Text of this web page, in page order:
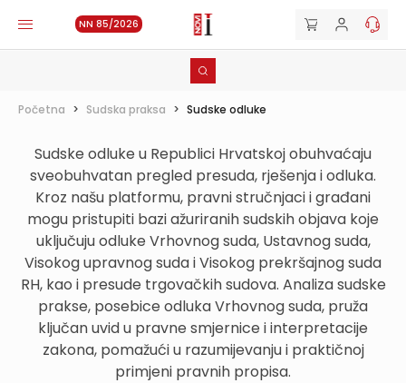
NN 85/2026
Početna > Sudska praksa > Sudske odluke
Sudske odluke u Republici Hrvatskoj obuhvaćaju
sveobuhvatan pregled presuda, rješenja i odluka.
Kroz našu platformu, pravni stručnjaci i građani
mogu pristupiti bazi ažuriranih sudskih objava koje
uključuju odluke Vrhovnog suda, Ustavnog suda,
Visokog upravnog suda i Visokog prekršajnog suda
RH, kao i presude trgovačkih sudova. Analiza sudske
prakse, posebice odluka Vrhovnog suda, pruža
ključan uvid u pravne smjernice i interpretacije
zakona, pomažući u razumijevanju i praktičnoj
primjeni pravnih propisa.